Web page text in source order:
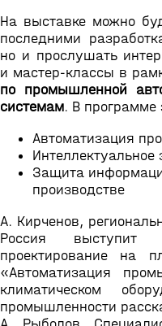
На выставке можно
последними
но и прослушать
и мастер-классы в
по промышленной
системам. В программе
Автоматизация
Интеллектуальное
Защита
производстве
А. Кирченов,
Россия выступит
проектирование на
«Автоматизация
климатическом
промышленности